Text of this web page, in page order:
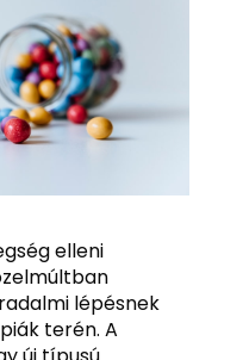
elleni
lépésnek
terén. A